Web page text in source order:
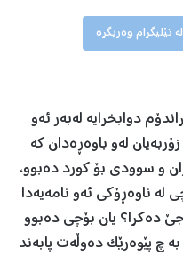
تێلیگرام وەربگرە
دوابخرایە لەبەر ئەو
لەو باوەڕەدان کە
و سوودی بۆ کورد دەبوو،
لە ناوەڕۆکی ئەو نامەیەدا
دەکرا؟ یان بۆچی دەبوو
بە چ پێوەرێک دەوڵەت پابەند